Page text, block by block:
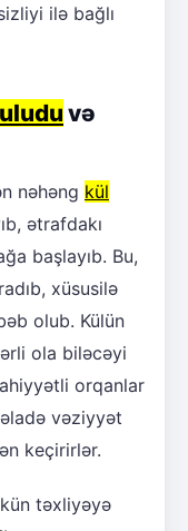
ilə bağlı
və
nəhəng kül
ətrafdakı
başlayıb. Bu,
xüsusilə
olub. Külün
ola biləcəyi
orqanlar
vəziyyət
keçirirlər.
təxliyəyə